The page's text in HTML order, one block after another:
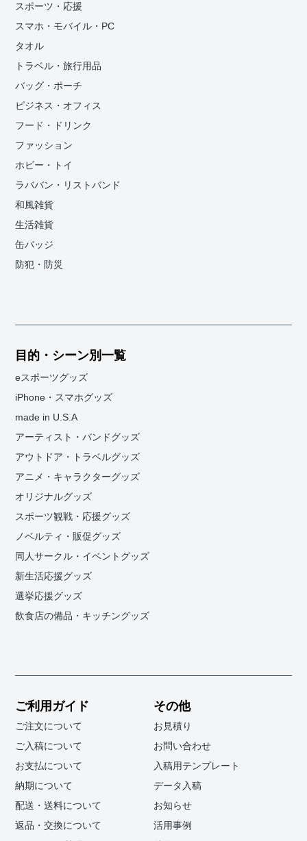
スポーツ・応援
スマホ・モバイル・PC
タオル
トラベル・旅行用品
バッグ・ポーチ
ビジネス・オフィス
フード・ドリンク
ファッション
ホビー・トイ
ラババン・リストバンド
和風雑貨
生活雑貨
缶バッジ
防犯・防災
目的・シーン別一覧
eスポーツグッズ
iPhone・スマホグッズ
made in U.S.A
アーティスト・バンドグッズ
アウトドア・トラベルグッズ
アニメ・キャラクターグッズ
オリジナルグッズ
スポーツ観戦・応援グッズ
ノベルティ・販促グッズ
同人サークル・イベントグッズ
新生活応援グッズ
選挙応援グッズ
飲食店の備品・キッチングッズ
ご利用ガイド
ご注文について
ご入稿について
お支払について
納期について
配送・送料について
返品・交換について
その他
お見積り
お問い合わせ
入稿用テンプレート
データ入稿
お知らせ
活用事例